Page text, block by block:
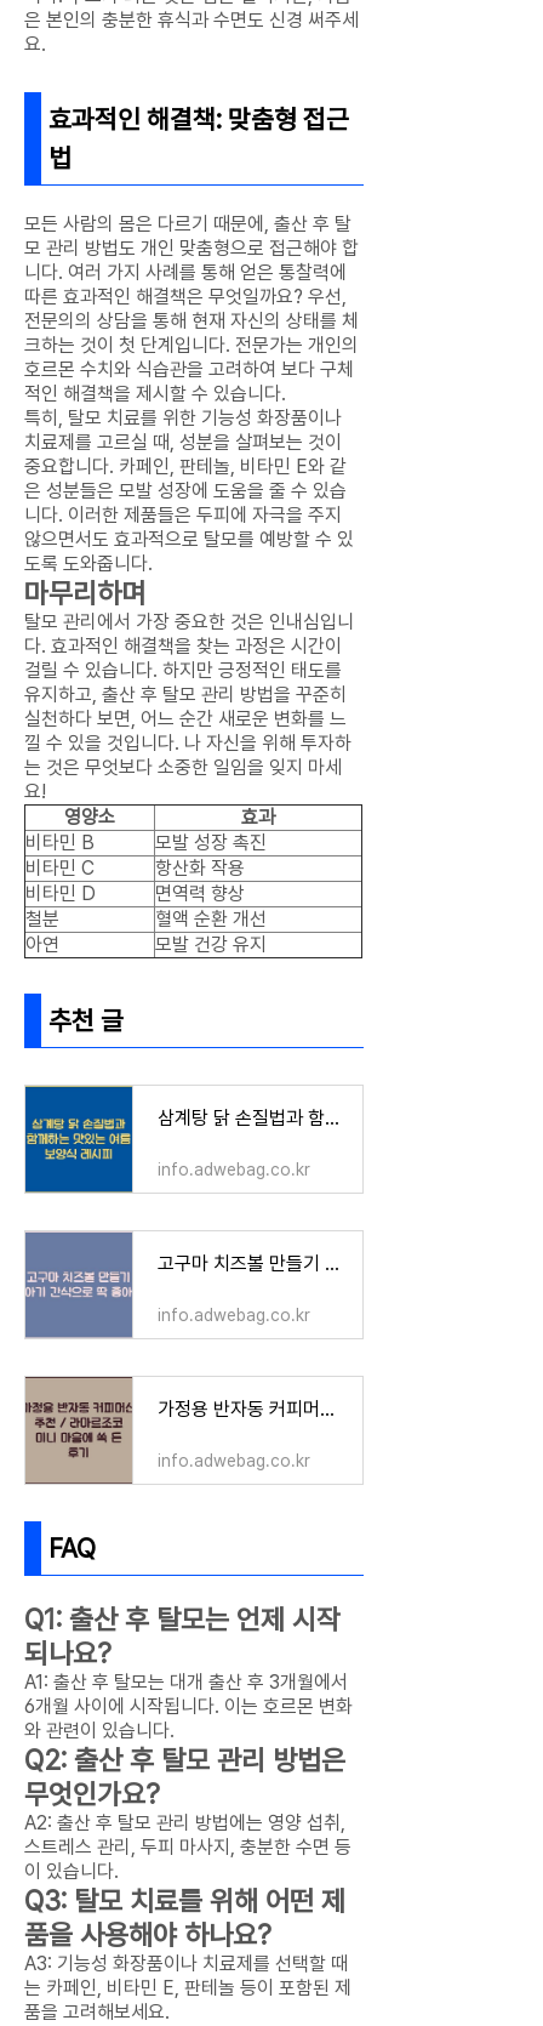
은 본인의 충분한 휴식과 수면도 신경 써주세
요.
효과적인 해결책: 맞춤형 접근
법
모든 사람의 몸은 다르기 때문에, 출산 후 탈
모 관리 방법도 개인 맞춤형으로 접근해야 합
니다. 여러 가지 사례를 통해 얻은 통찰력에
따른 효과적인 해결책은 무엇일까요? 우선,
전문의의 상담을 통해 현재 자신의 상태를 체
크하는 것이 첫 단계입니다. 전문가는 개인의
호르몬 수치와 식습관을 고려하여 보다 구체
적인 해결책을 제시할 수 있습니다.
특히, 탈모 치료를 위한 기능성 화장품이나
치료제를 고르실 때, 성분을 살펴보는 것이
중요합니다. 카페인, 판테놀, 비타민 E와 같
은 성분들은 모발 성장에 도움을 줄 수 있습
니다. 이러한 제품들은 두피에 자극을 주지
않으면서도 효과적으로 탈모를 예방할 수 있
도록 도와줍니다.
마무리하며
탈모 관리에서 가장 중요한 것은 인내심입니
다. 효과적인 해결책을 찾는 과정은 시간이
걸릴 수 있습니다. 하지만 긍정적인 태도를
유지하고, 출산 후 탈모 관리 방법을 꾸준히
실천하다 보면, 어느 순간 새로운 변화를 느
낄 수 있을 것입니다. 나 자신을 위해 투자하
는 것은 무엇보다 소중한 일임을 잊지 마세
요!
영양소
효과
비타민 B
모발 성장 촉진
비타민 C
항산화 작용
비타민 D
면역력 향상
철분
혈액 순환 개선
아연
모발 건강 유지
추천 글
삼계탕 닭 손질법과 함께하는 맛있는 여름 보양식 레시피
info.adwebag.co.kr
고구마 치즈볼 만들기 아기 간식으로 딱 좋아
info.adwebag.co.kr
가정용 반자동 커피머신 추천 / 라마르조코 미니 마음에 쏙 든 후기
info.adwebag.co.kr
FAQ
Q1: 출산 후 탈모는 언제 시작
되나요?
A1: 출산 후 탈모는 대개 출산 후 3개월에서
6개월 사이에 시작됩니다. 이는 호르몬 변화
와 관련이 있습니다.
Q2: 출산 후 탈모 관리 방법은
무엇인가요?
A2: 출산 후 탈모 관리 방법에는 영양 섭취,
스트레스 관리, 두피 마사지, 충분한 수면 등
이 있습니다.
Q3: 탈모 치료를 위해 어떤 제
품을 사용해야 하나요?
A3: 기능성 화장품이나 치료제를 선택할 때
는 카페인, 비타민 E, 판테놀 등이 포함된 제
품을 고려해보세요.